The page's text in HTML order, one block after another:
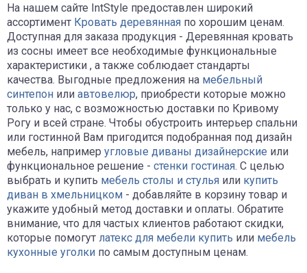
На нашем сайте IntStyle предоставлен широкий
ассортимент Кровать деревянная по хорошим ценам.
Доступная для заказа продукция - Деревянная кровать
из сосны имеет все необходимые функциональные
характеристики , а также соблюдает стандарты
качества. Выгодные предложения на мебельный
синтепон или автовелюр, приобрести которые можно
только у нас, с возможностью доставки по Кривому
Рогу и всей стране. Чтобы обустроить интерьер спальни
или гостинной Вам пригодится подобранная под дизайн
мебель, например угловые диваны дизайнерские или
функциональное решение - стенки гостиная. С целью
выбрать и купить мебель столы и стулья или купить
диван в хмельницком - добавляйте в корзину товар и
укажите удобный метод доставки и оплаты. Обратите
внимание, что для частых клиентов работают скидки,
которые помогут латекс для мебели купить или мебель
кухонные уголки по самым доступным ценам.